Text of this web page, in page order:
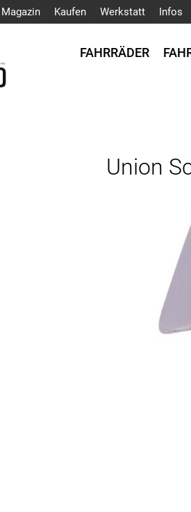
Magazin Kaufen Werkstatt Infos
FAHRRÄDER
Union